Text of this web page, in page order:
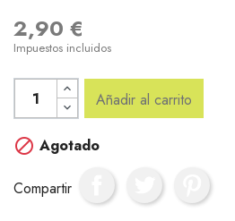
2,90 €
Impuestos incluidos
Añadir al carrito
 Agotado
Compartir